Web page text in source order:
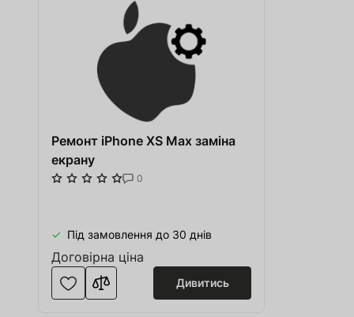
Ремонт iPhone XS Max заміна
екрану
0
Під замовлення до 30 днів
Договірна ціна
Дивитись